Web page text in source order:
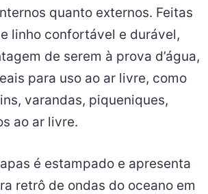
quanto externos. Feitas
linho confortável e durável,
de serem à prova d’água,
para uso ao ar livre, como
varandas, piqueniques,
ao ar livre.
é estampado e apresenta
retrô de ondas do oceano em